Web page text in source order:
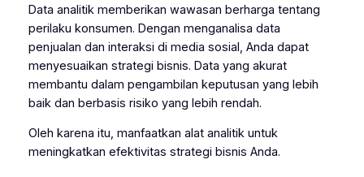
Data analitik memberikan wawasan berharga tentang
perilaku konsumen. Dengan menganalisa data
penjualan dan interaksi di media sosial, Anda dapat
menyesuaikan strategi bisnis. Data yang akurat
membantu dalam pengambilan keputusan yang lebih
baik dan berbasis risiko yang lebih rendah.
Oleh karena itu, manfaatkan alat analitik untuk
meningkatkan efektivitas strategi bisnis Anda.